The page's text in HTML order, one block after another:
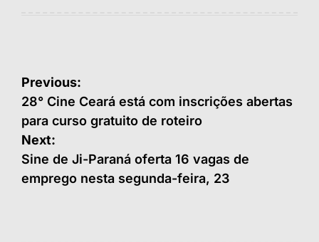
Navegação
de
Post
Previous:
28° Cine Ceará está com inscrições abertas
para curso gratuito de roteiro
Next:
Sine de Ji-Paraná oferta 16 vagas de
emprego nesta segunda-feira, 23